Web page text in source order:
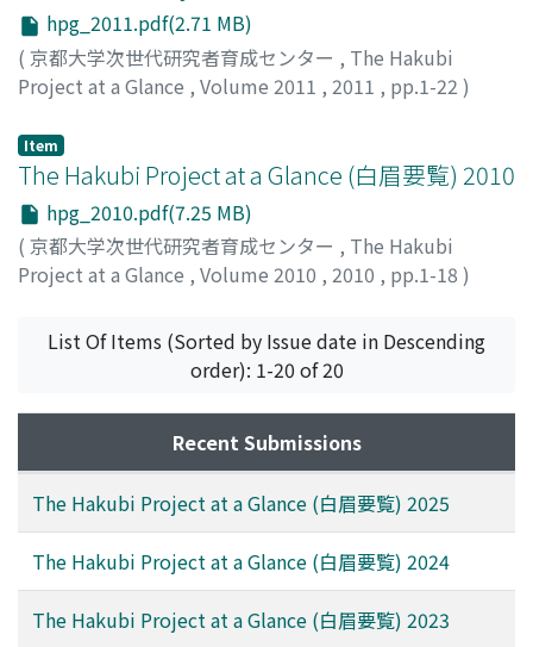
hpg_2011.pdf(2.71 MB)
( 京都大学次世代研究者育成センター , The Hakubi
Project at a Glance , Volume 2011 , 2011 , pp.1-22 )
Item
The Hakubi Project at a Glance (白眉要覧) 2010
hpg_2010.pdf(7.25 MB)
( 京都大学次世代研究者育成センター , The Hakubi
Project at a Glance , Volume 2010 , 2010 , pp.1-18 )
List Of Items (Sorted by Issue date in Descending
order): 1-20 of 20
Recent Submissions
The Hakubi Project at a Glance (白眉要覧) 2025
The Hakubi Project at a Glance (白眉要覧) 2024
The Hakubi Project at a Glance (白眉要覧) 2023